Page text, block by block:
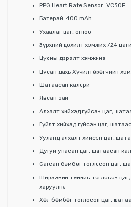
PPG Heart Rate Sensor: VC30F
Батерэй: 400 mAh
Ухаалаг цаг, огноо
Зүрхний цохилт хэмжих /24
Цусны даралт хэмжинэ
Цусан дахь Хүчилтөрөгчийн
Шатаасан калори
Явсан зай
Алхалт хийхэд гүйсэн цаг,
Гүйлт хийхэд гүйсэн цаг,
Ууланд алхалт хийсэн цаг,
Дугуй унасан цаг, шатаасан
Сагсан бөмбөг тоглосон цаг,
Ширээний теннис тоглосон
харуулна
Хөл бөмбөг тоглосон цаг,